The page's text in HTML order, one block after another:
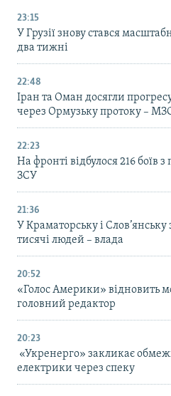
23:15
У Грузії знову стався
два тижні
22:48
Іран та Оман досягли
через Ормузьку протоку –
22:23
На фронті відбулося 216 боїв
ЗСУ
21:36
У Краматорську і
тисячі людей – влада
20:52
«Голос Америки» відновить
головний редактор
20:23
«Укренерго» закликає
електрики через спеку